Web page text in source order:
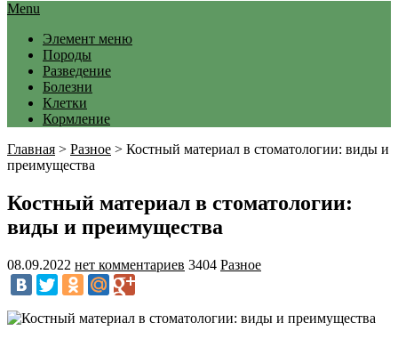
Menu
Элемент меню
Породы
Разведение
Болезни
Клетки
Кормление
Главная > Разное > Костный материал в стоматологии: виды и
преимущества
Костный материал в стоматологии:
виды и преимущества
08.09.2022 нет комментариев 3404 Разное